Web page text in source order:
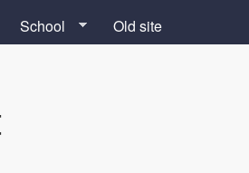
School Old site